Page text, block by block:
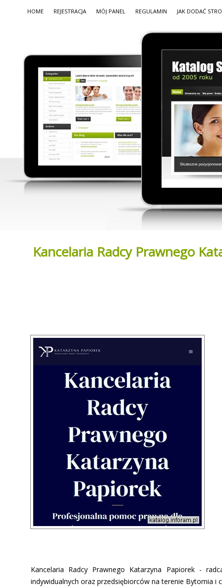
HOME REJESTRACJA MÓJ PANEL REGULAMIN JAK DODAĆ
Kancelaria Radcy Prawnego
Kancelaria Radcy Prawnego Katarzyna Papiorek -
indywidualnych oraz przedsiębiorców na terenie Bytomia i